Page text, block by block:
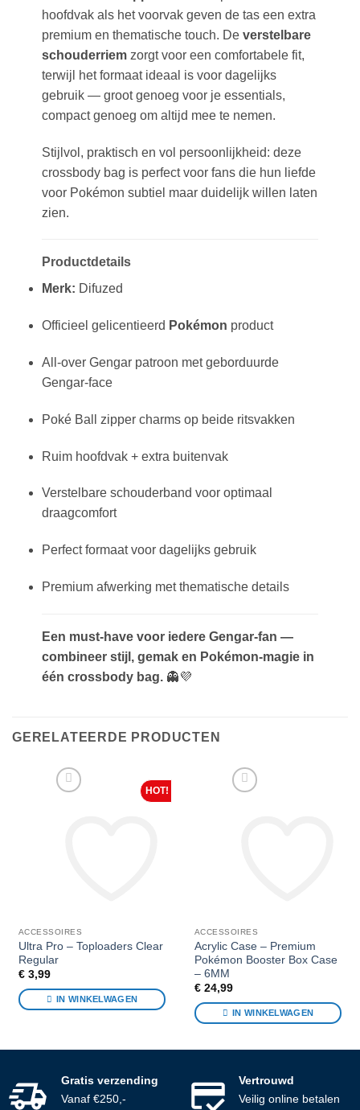
hoofdvak als het voorvak geven de tas een extra
premium en thematische touch. De verstelbare
schouderriemzorgt voor een comfortabele fit,
terwijl het formaat ideaal is voor dagelijks
gebruik — groot genoeg voor je essentials,
compact genoeg om altijd mee te nemen.
Stijlvol, praktisch en vol persoonlijkheid: deze
crossbody bag is perfect voor fans die hun liefde
voor Pokémon subtiel maar duidelijk willen laten
zien.
Productdetails
Merk: Difuzed
Officieel gelicentieerd Pokémon product
All-over Gengar patroon met geborduurde
Gengar-face
Poké Ball zipper charms op beide ritsvakken
Ruim hoofdvak + extra buitenvak
Verstelbare schouderband voor optimaal
draagcomfort
Perfect formaat voor dagelijks gebruik
Premium afwerking met thematische details
Een must-have voor iedere Gengar-fan —
combineer stijl, gemak en Pokémon-magie in
één crossbody bag.👻💜
GERELATEERDE PRODUCTEN
Voeg toe aan favorieten
ACCESSOIRES
Ultra Pro – Toploaders Clear
Regular
€3,99
IN WINKELWAGEN
Voeg toe aan favorieten
ACCESSOIRES
Acrylic Case – Premium
Pokémon Booster Box Case
– 6MM
€24,99
IN WINKELWAGEN
Gratis verzending
Vanaf €250,-
Vertrouwd
Veilig online betalen